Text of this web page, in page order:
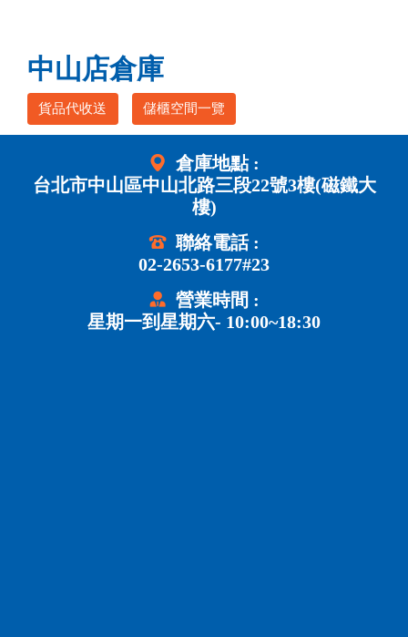
中山店倉庫
貨品代收送 儲櫃空間一覽
倉庫地點 :
台北市中山區中山北路三段22號3樓(磁鐵大
樓)
聯絡電話 :
02-2653-6177#23
營業時間 :
星期一到星期六- 10:00~18:30